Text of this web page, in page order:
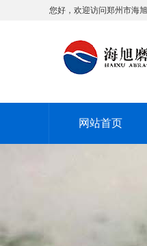
您好，欢迎访问郑州市海
网站首页